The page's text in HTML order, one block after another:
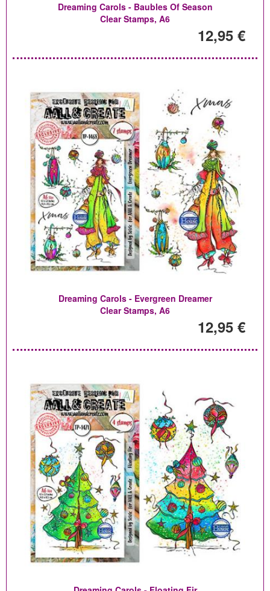
Dreaming Carols - Baubles Of Season
Clear Stamps, A6
12,95 €
Dreaming Carols - Evergreen Dreamer
Clear Stamps, A6
12,95 €